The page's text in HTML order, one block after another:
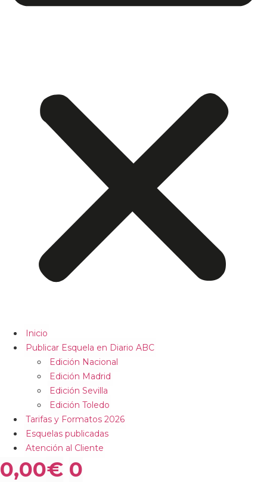
Inicio
Publicar Esquela en Diario ABC
Edición Nacional
Edición Madrid
Edición Sevilla
Edición Toledo
Tarifas y Formatos 2026
Esquelas publicadas
Atención al Cliente
0,00€ 0